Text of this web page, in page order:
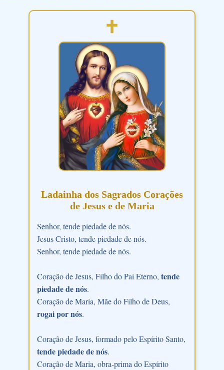
Ladainha dos Sagrados Corações
de Jesus e de Maria
Senhor, tende piedade de nós.
Jesus Cristo, tende piedade de nós.
Senhor, tende piedade de nós.
Coração de Jesus, Filho do Pai Eterno, tende
piedade de nós.
Coração de Maria, Mãe do Filho de Deus,
rogai por nós.
Coração de Jesus, formado pelo Espírito Santo,
tende piedade de nós.
Coração de Maria, obra-prima do Espírito